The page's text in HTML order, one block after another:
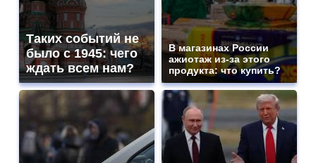
Таких событий не
было с 1945: чего
ждать всем нам?
В магазинах России
ажиотаж из-за этого
продукта: что купить?